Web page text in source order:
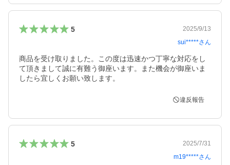
5
2025/9/13
sui*****さん
商品を受け取りました。この度は迅速かつ丁寧な対応をし
て頂きまして誠に有難う御座います。また機会が御座いま
したら宜しくお願い致します。
違反報告
5
2025/7/31
m19*****さん